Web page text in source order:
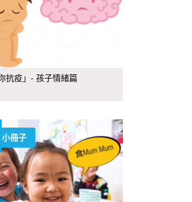
抗疫」- 孩子情緒篇
小冊子